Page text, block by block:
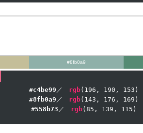
#8fb0a9
#c4be99 ／ rgb( 196 , 190 , 153
#8fb0a9 ／ rgb( 143 , 176 , 169
#558b73 ／ rgb( 85 , 139 , 115 )